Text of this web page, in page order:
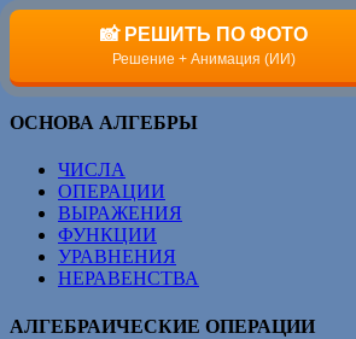
📸 РЕШИТЬ ПО ФОТО
Решение + Анимация (ИИ)
ОСНОВА АЛГЕБРЫ
ЧИСЛА
ОПЕРАЦИИ
ВЫРАЖЕНИЯ
ФУНКЦИИ
УРАВНЕНИЯ
НЕРАВЕНСТВА
АЛГЕБРАИЧЕСКИЕ ОПЕРАЦИИ